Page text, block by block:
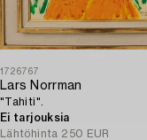
1726767
Lars Norrman
"Tahiti".
Ei tarjouksia
Lähtöhinta 250 EUR